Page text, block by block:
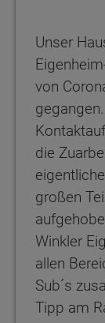
Unser
von
die
großen
Winkler
allen
Sub´s
Tipp am